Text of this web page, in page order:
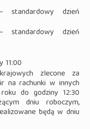
dzień
dzień
11:00
zlecone za
na rachunki w innych
do godziny 12:30
dniu roboczym,
będą w dniu